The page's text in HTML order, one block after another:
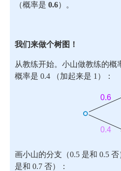
（概率是 0.6）。
我们来做个树图！
从教练开始。小山做教练的概
概率是 0.4 （加起来是 1）：
画小山的分支（0.5 是和 0.5
是和 0.7 否）：